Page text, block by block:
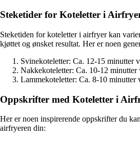
Steketider for Koteletter i
Steketiden for koteletter i airfryer kan
kjøttet og ønsket resultat. Her er noen
Svinekoteletter: Ca. 12-15 minutter
Nakkekoteletter: Ca. 10-12 minutter
Lammekoteletter: Ca. 8-10 minutter
Oppskrifter med Koteletter i
Her er noen inspirerende oppskrifter du
airfryeren din: